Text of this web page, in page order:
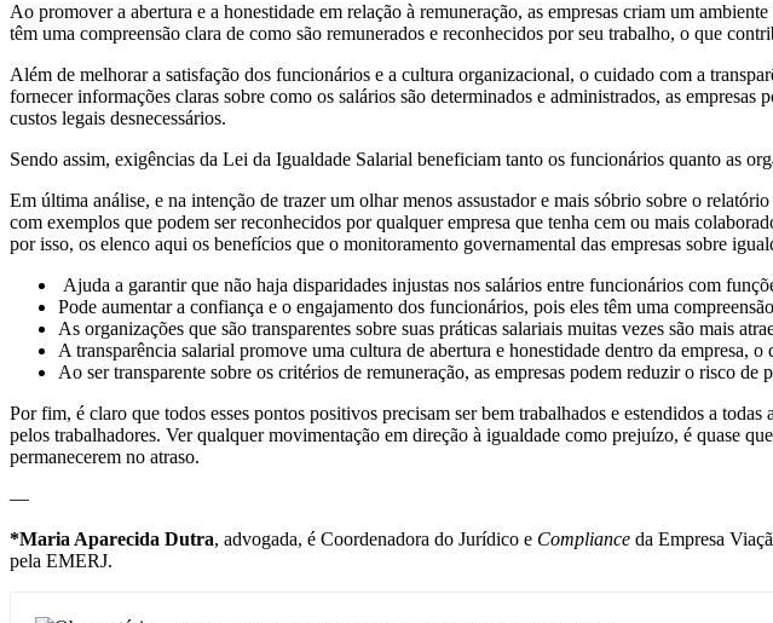
Ao promover a abertura e a honestidade em relação à remuneração, as empresas criam um
têm uma compreensão clara de como são remunerados e reconhecidos por seu trabalho, o que
Além de melhorar a satisfação dos funcionários e a cultura organizacional, o cuidado com a
fornecer informações claras sobre como os salários são determinados e administrados, as
custos legais desnecessários.
Sendo assim, exigências da Lei da Igualdade Salarial beneficiam tanto os funcionários quanto as
Em última análise, e na intenção de trazer um olhar menos assustador e mais sóbrio sobre o
com exemplos que podem ser reconhecidos por qualquer empresa que tenha cem ou mais
por isso, os elenco aqui os benefícios que o monitoramento governamental das empresas sobre
Ajuda a garantir que não haja disparidades injustas nos salários entre funcionários com
Pode aumentar a confiança e o engajamento dos funcionários, pois eles têm uma
As organizações que são transparentes sobre suas práticas salariais muitas vezes são mais
A transparência salarial promove uma cultura de abertura e honestidade dentro da empresa,
Ao ser transparente sobre os critérios de remuneração, as empresas podem reduzir o risco
Por fim, é claro que todos esses pontos positivos precisam ser bem trabalhados e estendidos a
pelos trabalhadores. Ver qualquer movimentação em direção à igualdade como prejuízo, é quase
permanecerem no atraso.
—
*Maria Aparecida Dutra, advogada, é Coordenadora do Jurídico e Compliance da Empresa
pela EMERJ.